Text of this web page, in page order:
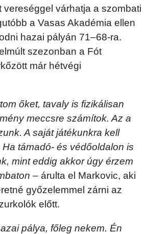
vereséggel várhatja a szombati
a Vasas Akadémia ellen
hazai pályán 71–68-ra.
szezonban a Fót
már hétvégi
őket, tavaly is fizikálisan
meccsre számítok. Az a
A saját játékunkra kell
támadó- és védőoldalon is
mint eddig akkor úgy érzem
– árulta el Markovic, aki
győzelemmel zárni az
előtt.
pálya, főleg nekem. Én